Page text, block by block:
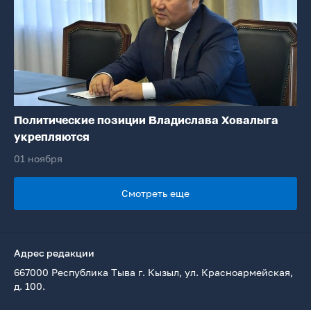
Политические позиции Владислава Ховалыга
укрепляются
01 ноября
Смотреть еще
Адрес редакции
667000 Республика Тыва г. Кызыл, ул. Красноармейская,
д. 100.